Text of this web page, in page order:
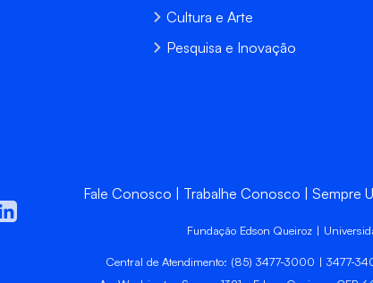
Cultura e Arte
Pesquisa e Inovação
Fale Conosco Trabalhe Conosco Sempre
Fundação Edson Queiroz |
Central de Atendimento: (85) 3477-3000 | 3477-